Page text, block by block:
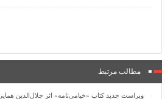
مطالب مرتبط
ویراست جدید کتاب «خیامی‌نامه» اثر جلال‌الدین